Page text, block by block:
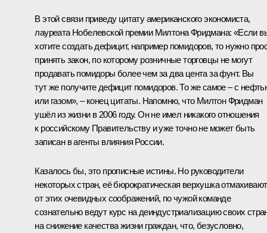
В этой связи приведу цитату американского экономиста,
лауреата Нобелевской премии Милтона Фридмана: «Если
хотите создать дефицит, например помидоров, то нужно
принять закон, по которому розничные торговцы не могут
продавать помидоры более чем за два цента за фунт. Вы
тут же получите дефицит помидоров. То же самое – с
или газом», – конец цитаты. Напомню, что Милтон Фридман
ушёл из жизни в 2006 году. Он не имел никакого отношения
к российскому Правительству и уже точно не может быть
записан в агенты влияния России.
Казалось бы, это прописные истины. Но руководители
некоторых стран, её бюрократическая верхушка
от этих очевидных соображений, по чужой команде
сознательно ведут курс на деиндустриализацию своих
на снижение качества жизни граждан, что, безусловно,